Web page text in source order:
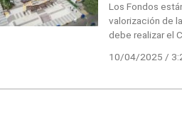
Los Fondos
valorización de
debe realizar el
10/04/2025 /